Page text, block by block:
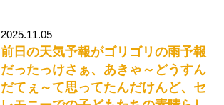
2025.11.05
前日の天気予報がゴリゴリの雨予報
だったっけさぁ、あきゃ～どうすん
だてぇ～て思ってたんだけんど、セ